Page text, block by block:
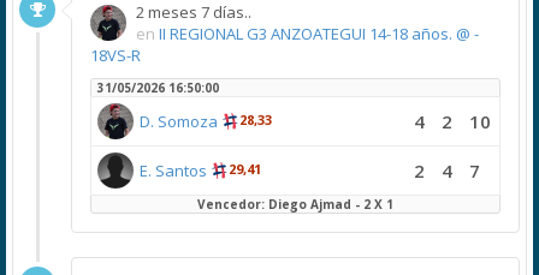
2 meses 7 días..
en II REGIONAL G3 ANZOATEGUI 14-18 años. @ -
18VS-R
31/05/2026 16:50:00
D. Somoza 28,33 4 2 10
E. Santos 29,41 2 4 7
Vencedor: Diego Ajmad - 2 X 1